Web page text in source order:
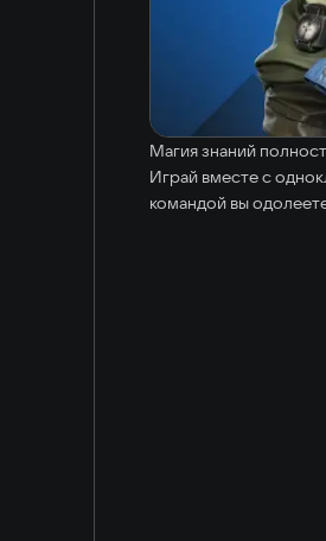
Магия знаний
Играй вместе с
командой вы